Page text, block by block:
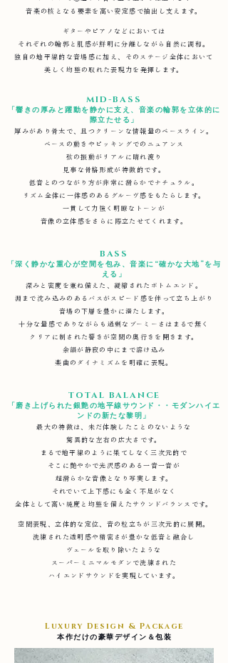
音楽の核となる要素を高い安定感で抽出し支えます。
ギターやピアノなどにおいては
それぞれの輪郭と肌感が鮮明に分離しながら自然に調和。
独自の地平線的な音場感に加え、
そのステージ全体において
美しく均整の取れた表現力を発揮します。
MID-BASS
「響きの厚みと躍動を静かに支え、音楽の輪郭を立体的に
際立たせる」
厚みがあり骨太で、且つクリーンな情報量のベースライン。
ベースの動きやピッキングでのニュアンス
弦の振動がリアルに晴れ渡り
見事な骨格形成が特徴的です。
低音とのつながり方が非常に滑らかでナチュラル。
リズム全体に一体感のあるグルーヴ感をもたらします。
一貫して力強く明瞭なトーンが
音像の立体感をさらに際立たせてくれます。
BASS
「深く静かな重心が空間を包み、音楽に“確かな大地”を与
える」
深みと密度を兼ね備えた、凝縮されたボトムエンド。
淵まで沈み込みのあるバスがスピード感を伴って立ち上がり
音場の下層を豊かに満たします。
十分な量感でありながらも過剰なブーミーさはまるで無く
クリアに制された響きが空間の奥行きを開きます。
余韻が静寂の中にまで溶け込み
楽曲のダイナミズムを明確に表現。
TOTAL BALANCE
「磨き上げられた銀艶の地平線サウンド・・モダンハイエ
ンドの新たな黎明」
最大の特徴は、未だ体験したことのないような
驚異的な左右の広大さです。
まるで地平線のように果てしなく三次元的で
そこに艶やかで光沢感のある一音一音が
超滑らかな音像となり写実します。
それでいて上下感にも全く不足がなく
全体として高い純度と均整を備えたサウンドバランスです。
空間表現、立体的な定位、音の粒立ちが三次元的に展開。
洗練された透明感や精密さが豊かな低音と融合し
ヴェールを取り除いたような
スーパーミニマルモダンで洗練された
ハイエンドサウンドを実現しています。
Luxury Design & Package
本作だけの豪華デザイン＆包装